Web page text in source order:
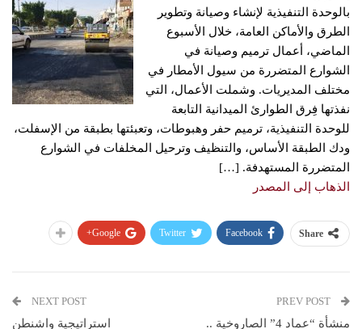
بالوحدة التنفيذية لإنشاء وصيانة وتطوير
الطرق والأماكن العامة، خلال الأسبوع
الماضي، أعمال ترميم وصيانة في
الشوارع المتضررة من سيول الأمطار في
مختلف المديريات. وشملت الأعمال، التي
نفذتها فِرق الطوارئ الميدانية التابعة
للوحدة التنفيذية، ترميم حفر وهبوطات، وتعبئتها بطبقة من الإسفلت،
ودك الطبقة الأساس، والتنظيف وترحيل المخلفات في الشوارع
المتضررة المستهدفة. […]
الذهاب إلى المصدر
Share
Facebook
Twitter
Google+
منشأة “عماد 4” الصاروخية ..
NEXT POST
استراتيجية واشنطن